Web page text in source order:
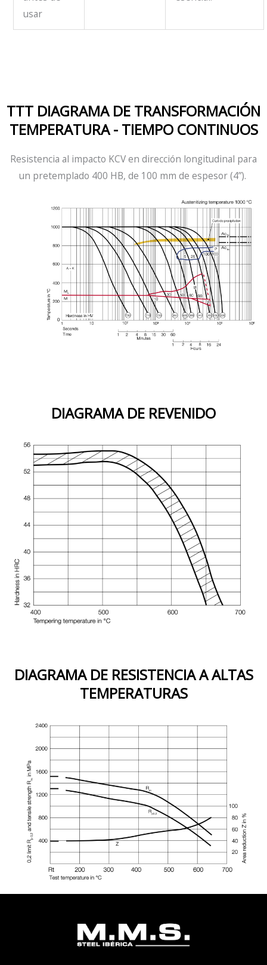
usar
TTT DIAGRAMA DE TRANSFORMACIÓN
TEMPERATURA - TIEMPO CONTINUOS
Resistencia al impacto KCV en dirección longitudinal para
un pretemplado 400 HB, de 100 mm de espesor (4”).
DIAGRAMA DE REVENIDO
DIAGRAMA DE RESISTENCIA A ALTAS
TEMPERATURAS